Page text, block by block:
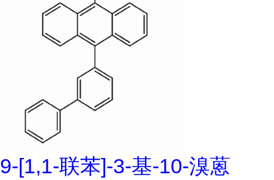
9-[1,1-联苯]-3-基-10-溴蒽